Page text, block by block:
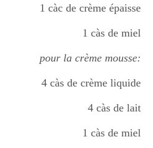
en cuisine
Végétariennes
1 càc de crème épaisse
1 càs de miel
pour la crème mousse:
4 càs de crème liquide
4 càs de lait
1 càs de miel